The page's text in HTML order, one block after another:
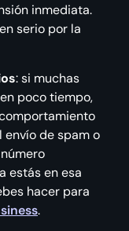
inmediata.
serio por la
: si muchas
poco tiempo,
envío de spam o
estás en esa
hacer para
.